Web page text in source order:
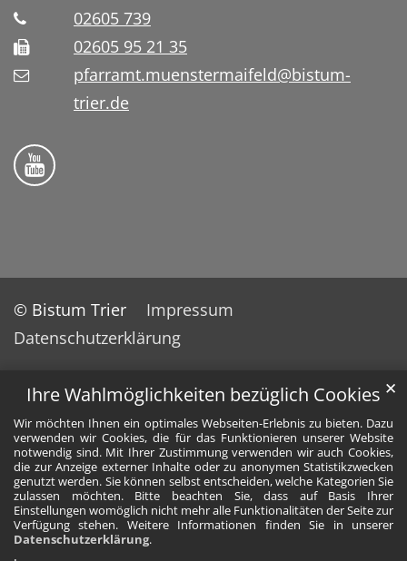
Ihre Wahlmöglichkeiten bezüglich Cookies
Wir möchten Ihnen ein optimales Webseiten-Erlebnis zu bieten. Dazu
verwenden wir Cookies, die für das Funktionieren unserer Website
notwendig sind. Mit Ihrer Zustimmung verwenden wir auch Cookies,
die zur Anzeige externer Inhalte oder zu anonymen Statistikzwecken
genutzt werden. Sie können selbst entscheiden, welche Kategorien Sie
zulassen möchten. Bitte beachten Sie, dass auf Basis Ihrer
Einstellungen womöglich nicht mehr alle Funktionalitäten der Seite zur
Verfügung stehen. Weitere Informationen finden Sie in unserer
Datenschutzerklärung.
✕
02605 739
02605 95 21 35
pfarramt.muenstermaifeld@bistum-
trier.de
Folge uns auf YouTube
© Bistum Trier
Impressum
Datenschutzerklärung